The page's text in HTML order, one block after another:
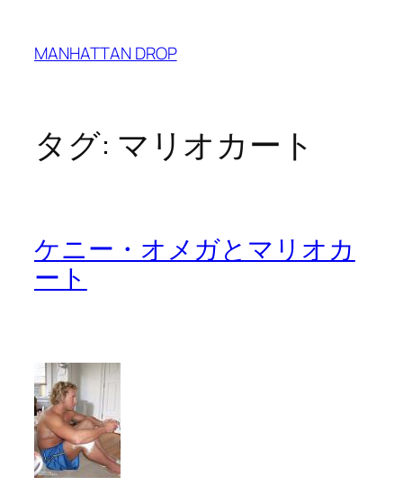
MANHATTAN DROP
タグ: マリオカート
ケニー・オメガとマリオカ
ート